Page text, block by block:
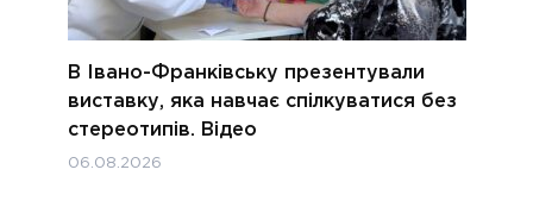
В Івано-Франківську презентували
виставку, яка навчає спілкуватися без
стереотипів. Відео
06.08.2026